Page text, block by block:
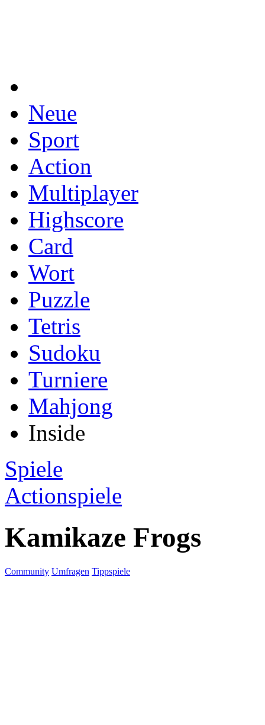
Neue
Sport
Action
Multiplayer
Highscore
Card
Wort
Puzzle
Tetris
Sudoku
Turniere
Mahjong
Inside
Spiele
Actionspiele
Kamikaze Frogs
Community Umfragen Tippspiele